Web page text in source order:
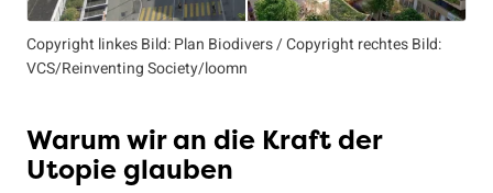
Copyright linkes Bild: Plan Biodivers / Copyright rechtes Bild:
VCS/Reinventing Society/loomn
Warum wir an die Kraft der
Utopie glauben